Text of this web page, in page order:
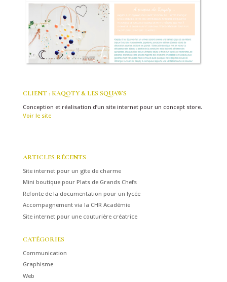
CLIENT : KAQOTY & LES SQUAWS
Conception et réalisation d’un site internet pour un concept store.
Voir le site
ARTICLES RÉCENTS
Site internet pour un gîte de charme
Mini boutique pour Plats de Grands Chefs
Refonte de la documentation pour un lycée
Accompagnement via la CHR Académie
Site internet pour une couturière créatrice
CATÉGORIES
Communication
Graphisme
Web